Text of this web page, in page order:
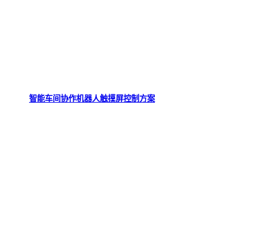
智能车间协作机器人触摸屏控制方案